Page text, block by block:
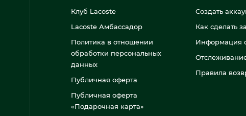
Клуб Lacoste
Lacoste Амбассадор
Политика в отношении
обработки персональных
данных
Публичная оферта
Публичная оферта
«Подарочная карта»
Создать
Как сделать
Информация
Правила